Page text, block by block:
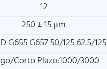
12
250 ± 15 μm
G655 G657 50/125 62.5/125
Corto Plazo:1000/3000